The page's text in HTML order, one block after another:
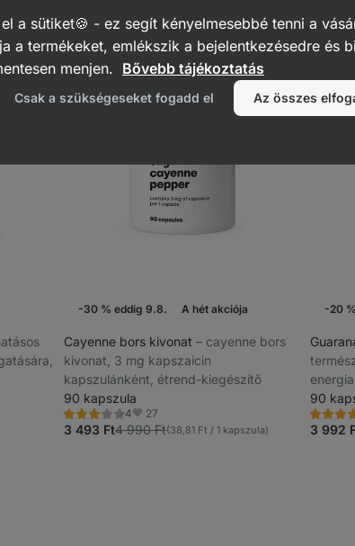
5
recenzję
33
recenzję
-30 % eddig 9.8. A hét akciója
Cayenne bors kivonat ⁠–⁠ cayenne bors
kivonat, 3 mg kapszaicin
kapszulánként, étrend-kiegészítő
90 kapszula
4
Értékelés
3.3/5,
4
Kedvencek
27
3 493 Ft4 990 Ft(38,81 Ft / 1 kapszula)
-20
és a
90
5.0/5,
6
3 992
a sütiket🍪 - ez segít kényelmesebbé tenni a
a termékeket, emlékszik a bejelentkezésedre és
menjen. Bővebb tájékoztatás
Csak a szükségeseket fogadd el Az összes